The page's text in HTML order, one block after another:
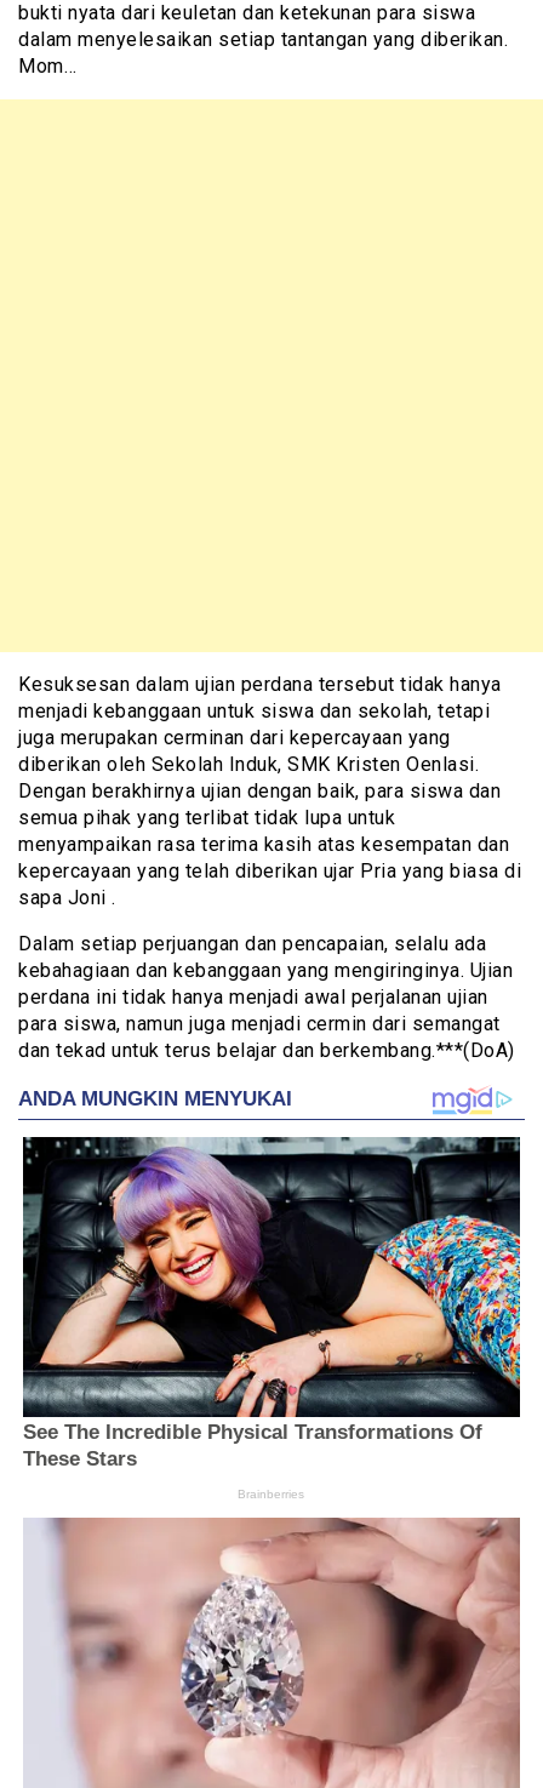
bukti nyata dari keuletan dan ketekunan para siswa
dalam menyelesaikan setiap tantangan yang diberikan.
Mom…
Kesuksesan dalam ujian perdana tersebut tidak hanya
menjadi kebanggaan untuk siswa dan sekolah, tetapi
juga merupakan cerminan dari kepercayaan yang
diberikan oleh Sekolah Induk, SMK Kristen Oenlasi.
Dengan berakhirnya ujian dengan baik, para siswa dan
semua pihak yang terlibat tidak lupa untuk
menyampaikan rasa terima kasih atas kesempatan dan
kepercayaan yang telah diberikan ujar Pria yang biasa di
sapa Joni .
Dalam setiap perjuangan dan pencapaian, selalu ada
kebahagiaan dan kebanggaan yang mengiringinya. Ujian
perdana ini tidak hanya menjadi awal perjalanan ujian
para siswa, namun juga menjadi cermin dari semangat
dan tekad untuk terus belajar dan berkembang.***(DoA)